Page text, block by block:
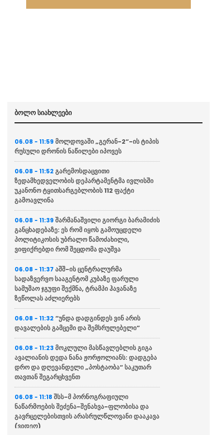
ბოლო სიახლეები
06.08 - 11:59 მოლდოვაში „გერან-2“-ის ტიპის
რუსული დრონის ნაწილები იპოვეს
06.08 - 11:52 გარემოსდაცვითი
ზედამხედველობის დეპარტამენტმა ივლისში
უკანონო ტყითსარგებლობის 112 ფაქტი
გამოავლინა
06.08 - 11:39 შარმანაშვილი გიორგი ბარამიძის
განცხადებაზე: ეს რომ იყოს გამოუცდელი
პოლიტიკოსის უბრალო წამოძახილი,
ვიფიქრებდი რომ შეცდომა დაუშვა
06.08 - 11:37 აშშ-ის ცენტრალურმა
სადაზვერვო სააგენტომ კუბაზე ფარული
სამუშაო ჯგუფი შექმნა, ტრამპი ჰავანაზე
ზეწოლას აძლიერებს
06.08 - 11:32 “უნდა დადგინდეს ვინ არის
დავალების გამცემი და შემსრულებელი”
06.08 - 11:23 მოკლული მასწავლებლის გიგა
ავალიანის დედა ნანა ჟორჟოლიანს: დადგება
დრო და დღევანდელი „პოსტაობა“ საკუთარ
თავთან შეგარცხვენთ
06.08 - 11:18 შსს-მ პორნოგრაფიული
ნაწარმოების შეძენა-შენახვა-ფლობისა და
გავრცელებისთვის არასრულწლოვანი დააკავა
(ვიდეო)